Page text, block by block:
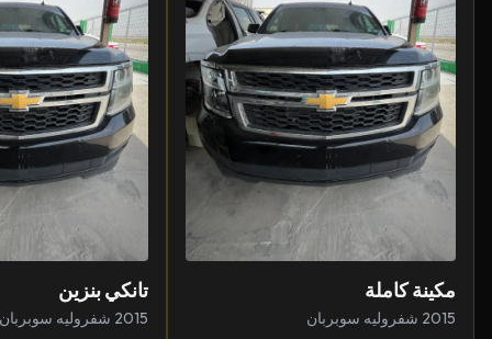
مكينة كاملة
2015 شفروليه سوبربان
تانكي بنزين
2015 شفروليه سوبربان